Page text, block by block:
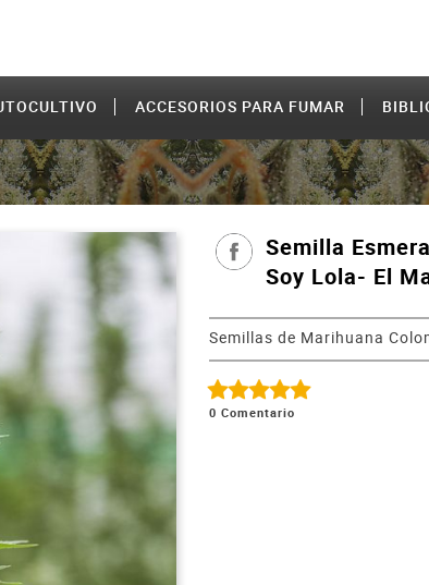
ACCESORIOS PARA FUMAR
Semilla
Soy Lola- El
Semillas de Marihuana
0 Comentario